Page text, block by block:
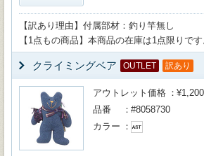
【訳あり理由】付属部材：釣り竿無し
【1点もの商品】本商品の在庫は1点限りです
クライミングベア OUTLET 訳あり
アウトレット価格
品番
#8058730
カラー